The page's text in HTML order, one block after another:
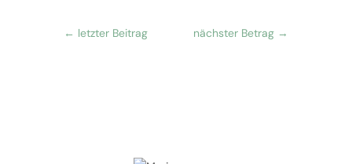
← letzter Beitrag nächster Betrag →